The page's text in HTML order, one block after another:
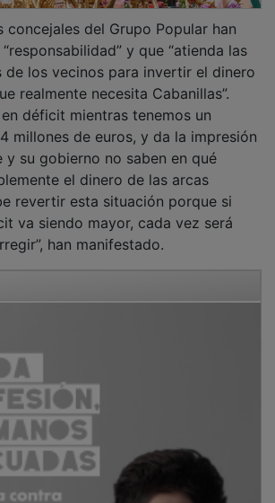
y que “atienda las
de los vecinos para invertir el dinero
realmente necesita Cabanillas”.
déficit mientras tenemos un
millones de euros, y da la impresión
y su gobierno no saben en qué
el dinero de las arcas
revertir esta situación porque si
va siendo mayor, cada vez será
han manifestado.